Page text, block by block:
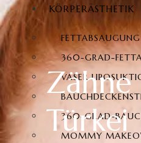
KÖRPERÄSTHETIK
FETTABSAUGUNG
360-GRAD-
VASER
360-GRAD-
MOMMY
Zähne
Türkei